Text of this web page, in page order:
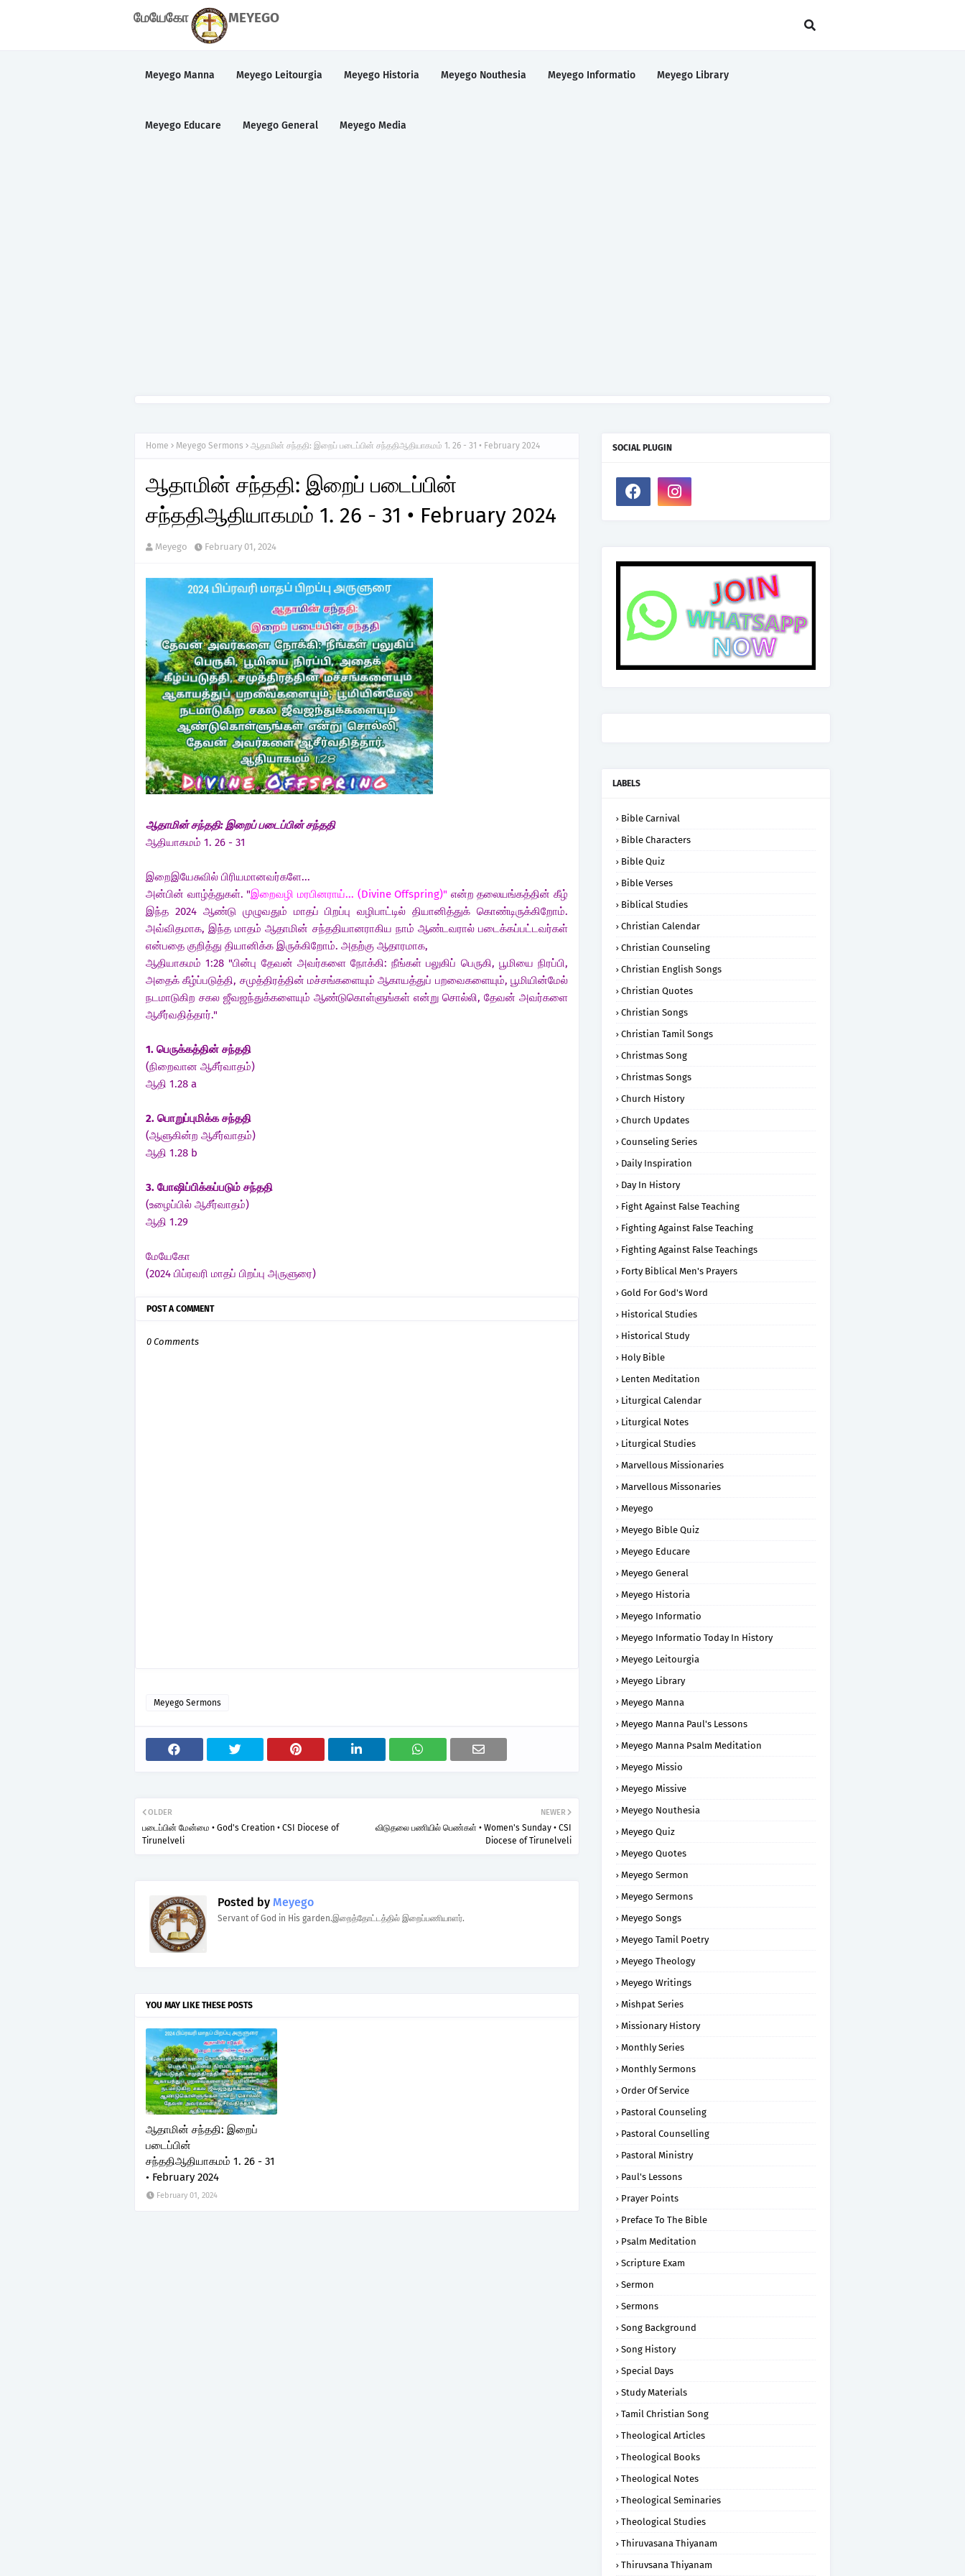
மேயேகோ MEYEGO
Meyego Manna Meyego Leitourgia Meyego Historia Meyego Nouthesia Meyego Informatio Meyego Library
Meyego Educare Meyego General Meyego Media
Home Meyego Sermons ஆதாமின் சந்ததி: இறைப் படைப்பின் சந்ததிஆதியாகமம் 1. 26 - 31 • February 2024
ஆதாமின் சந்ததி: இறைப் படைப்பின்
சந்ததிஆதியாகமம் 1. 26 - 31 • February 2024
Meyego February 01, 2024
ஆதாமின் சந்ததி: இறைப் படைப்பின் சந்ததி
ஆதியாகமம் 1. 26 - 31
இறைஇயேசுவில் பிரியமானவர்களே...
அன்பின் வாழ்த்துகள். "இறைவழி மரபினராய்... (Divine Offspring)" என்ற தலையங்கத்தின் கீழ்
இந்த 2024 ஆண்டு முழுவதும் மாதப் பிறப்பு வழிபாட்டில் தியானித்துக் கொண்டிருக்கிறோம்.
அவ்விதமாக, இந்த மாதம் ஆதாமின் சந்ததியானராகிய நாம் ஆண்டவரால் படைக்கப்பட்டவர்கள்
என்பதை குறித்து தியானிக்க இருக்கிறோம். அதற்கு ஆதாரமாக,
ஆதியாகமம் 1:28 "பின்பு தேவன் அவர்களை நோக்கி: நீங்கள் பலுகிப் பெருகி, பூமியை நிரப்பி,
அதைக் கீழ்ப்படுத்தி, சமுத்திரத்தின் மச்சங்களையும் ஆகாயத்துப் பறவைகளையும், பூமியின்மேல்
நடமாடுகிற சகல ஜீவஜந்துக்களையும் ஆண்டுகொள்ளுங்கள் என்று சொல்லி, தேவன் அவர்களை
ஆசீர்வதித்தார்."
1. பெருக்கத்தின் சந்ததி
(நிறைவான ஆசீர்வாதம்)
ஆதி 1.28 a
2. பொறுப்புமிக்க சந்ததி
(ஆளுகின்ற ஆசீர்வாதம்)
ஆதி 1.28 b
3. போஷிப்பிக்கப்படும் சந்ததி
(உழைப்பில் ஆசீர்வாதம்)
ஆதி 1.29
மேயேகோ
(2024 பிப்ரவரி மாதப் பிறப்பு அருளுரை)
POST A COMMENT
0 Comments
Meyego Sermons
NEWER
விடுதலை பணியில் பெண்கள் • Women's Sunday • CSI
Diocese of Tirunelveli
OLDER
படைப்பின் மேன்மை • God's Creation • CSI Diocese of
Tirunelveli
Posted by Meyego
Servant of God in His garden.இறைத்தோட்டத்தில் இறைப்பணியாளர்.
YOU MAY LIKE THESE POSTS
ஆதாமின் சந்ததி: இறைப்
படைப்பின்
சந்ததிஆதியாகமம் 1. 26 - 31
• February 2024
February 01, 2024
SOCIAL PLUGIN
LABELS
Bible Carnival
Bible Characters
Bible Quiz
Bible Verses
Biblical Studies
Christian Calendar
Christian Counseling
Christian English Songs
Christian Quotes
Christian Songs
Christian Tamil Songs
Christmas Song
Christmas Songs
Church History
Church Updates
Counseling Series
Daily Inspiration
Day In History
Fight Against False Teaching
Fighting Against False Teaching
Fighting Against False Teachings
Forty Biblical Men's Prayers
Gold For God's Word
Historical Studies
Historical Study
Holy Bible
Lenten Meditation
Liturgical Calendar
Liturgical Notes
Liturgical Studies
Marvellous Missionaries
Marvellous Missonaries
Meyego
Meyego Bible Quiz
Meyego Educare
Meyego General
Meyego Historia
Meyego Informatio
Meyego Informatio Today In History
Meyego Leitourgia
Meyego Library
Meyego Manna
Meyego Manna Paul's Lessons
Meyego Manna Psalm Meditation
Meyego Missio
Meyego Missive
Meyego Nouthesia
Meyego Quiz
Meyego Quotes
Meyego Sermon
Meyego Sermons
Meyego Songs
Meyego Tamil Poetry
Meyego Theology
Meyego Writings
Mishpat Series
Missionary History
Monthly Series
Monthly Sermons
Order Of Service
Pastoral Counseling
Pastoral Counselling
Pastoral Ministry
Paul's Lessons
Prayer Points
Preface To The Bible
Psalm Meditation
Scripture Exam
Sermon
Sermons
Song Background
Song History
Special Days
Study Materials
Tamil Christian Song
Theological Articles
Theological Books
Theological Notes
Theological Seminaries
Theological Studies
Thiruvasana Thiyanam
Thiruvsana Thiyanam